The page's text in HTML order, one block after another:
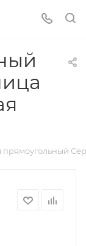
прямоугольный